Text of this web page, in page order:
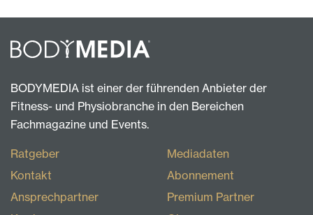
BODYMEDIA ist einer der führenden Anbieter der
Fitness- und Physiobranche in den Bereichen
Fachmagazine und Events.
Ratgeber
Kontakt
Ansprechpartner
Mediadaten
Abonnement
Premium Partner